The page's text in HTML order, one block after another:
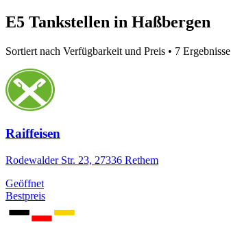
E5 Tankstellen in Haßbergen
Sortiert nach Verfügbarkeit und Preis • 7 Ergebnisse
Raiffeisen
Rodewalder Str. 23, 27336 Rethem
Geöffnet
Bestpreis